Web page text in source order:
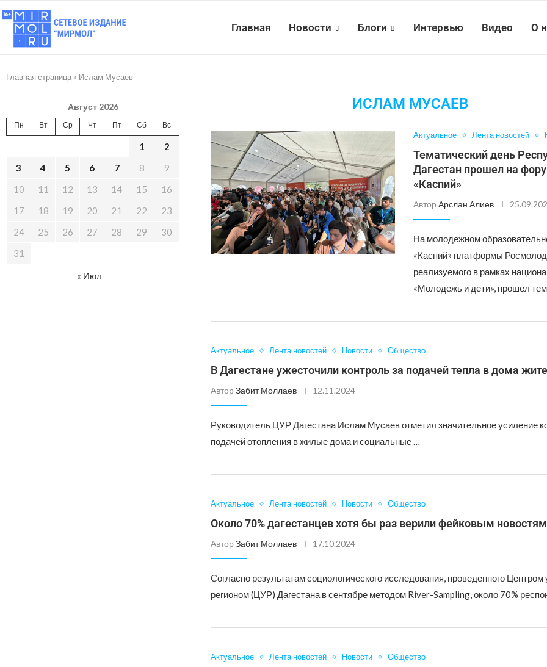
Главная Новости Блоги Интервью Видео О
Главная страница » Ислам Мусаев
ИСЛАМ МУСАЕВ
Актуальное Лента новостей
Тематический день
Дагестан прошел на
«Каспий»
АвторАрслан Алиев
На молодежном
«Каспий» платформы
реализуемого в рамках
«Молодежь и дети», прошел
Актуальное Лента новостей Новости Общество
В Дагестане ужесточили контроль за подачей тепла в дома
Автор Забит Моллаев 12.11.2024
Руководитель ЦУР Дагестана Ислам Мусаев отметил значительное усиление
подачей отопления в жилые дома и социальные …
Актуальное Лента новостей Новости Общество
Около 70% дагестанцев хотя бы раз верили фейковым новостям
Автор Забит Моллаев 17.10.2024
Согласно результатам социологического исследования, проведенного Центром
регионом (ЦУР) Дагестана в сентябре методом River-Sampling, около 70%
Актуальное Лента новостей Новости Общество
Август 2026
Пн Вт Ср Чт Пт Сб Вс
1
2
3
4 5 6 7 8
9
10
11 12 13 14 15
16
17
18 19 20 21 22
23
24
25 26 27 28 29
30
31
« Июл